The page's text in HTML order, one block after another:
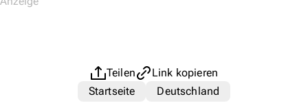
Teilen
Link kopieren
Startseite
Deutschland